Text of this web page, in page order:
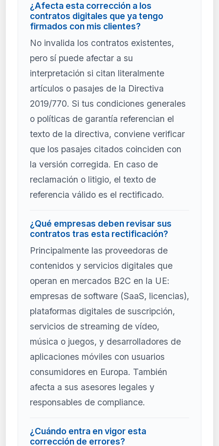
¿Afecta esta corrección a los
contratos digitales que ya tengo
firmados con mis clientes?
No invalida los contratos existentes,
pero sí puede afectar a su
interpretación si citan literalmente
artículos o pasajes de la Directiva
2019/770. Si tus condiciones generales
o políticas de garantía referencian el
texto de la directiva, conviene verificar
que los pasajes citados coinciden con
la versión corregida. En caso de
reclamación o litigio, el texto de
referencia válido es el rectificado.
¿Qué empresas deben revisar sus
contratos tras esta rectificación?
Principalmente las proveedoras de
contenidos y servicios digitales que
operan en mercados B2C en la UE:
empresas de software (SaaS, licencias),
plataformas digitales de suscripción,
servicios de streaming de vídeo,
música o juegos, y desarrolladores de
aplicaciones móviles con usuarios
consumidores en Europa. También
afecta a sus asesores legales y
responsables de compliance.
¿Cuándo entra en vigor esta
corrección de errores?